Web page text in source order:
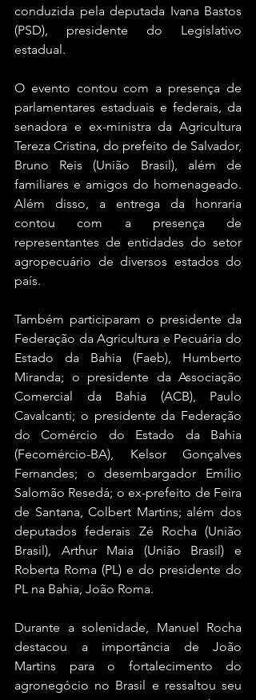
conduzida pela deputada Ivana Bastos
(PSD), presidente do Legislativo
estadual.
O evento contou com a presença de
parlamentares estaduais e federais, da
senadora e ex-ministra da Agricultura
Tereza Cristina, do prefeito de Salvador,
Bruno Reis (União Brasil), além de
familiares e amigos do homenageado.
Além disso, a entrega da honraria
contou com a presença de
representantes de entidades do setor
agropecuário de diversos estados do
país.
Também participaram o presidente da
Federação da Agricultura e Pecuária do
Estado da Bahia (Faeb), Humberto
Miranda; o presidente da Associação
Comercial da Bahia (ACB), Paulo
Cavalcanti; o presidente da Federação
do Comércio do Estado da Bahia
(Fecomércio-BA), Kelsor Gonçalves
Fernandes; o desembargador Emílio
Salomão Resedá; o ex-prefeito de Feira
de Santana, Colbert Martins; além dos
deputados federais Zé Rocha (União
Brasil), Arthur Maia (União Brasil) e
Roberta Roma (PL) e do presidente do
PL na Bahia, João Roma.
Durante a solenidade, Manuel Rocha
destacou a importância de João
Martins para o fortalecimento do
agronegócio no Brasil e ressaltou seu